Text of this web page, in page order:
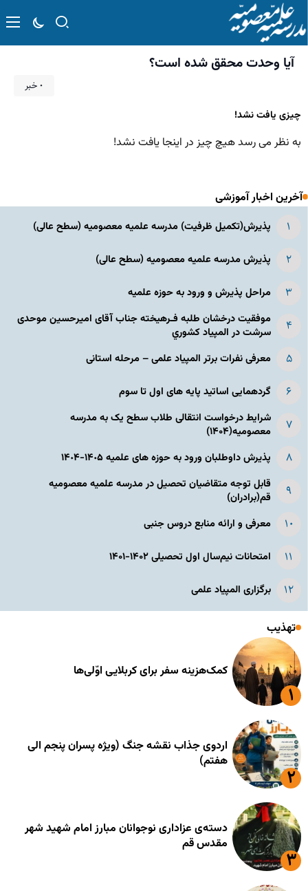
آیا وحدت محقق شده است؟
۰ خبر
چیزی یافت نشد!
به نظر می رسد هیچ چیز در اینجا یافت نشد!
آخرین اخبار آموزشی
پذیرش(تکمیل ظرفیت) مدرسه علمیه معصومیه‌ (سطح عالی)
پذیرش مدرسه علمیه معصومیه‌ (سطح عالی)
مراحل پذیرش و ورود به حوزه علمیه
موفقیت درخشان طلبه فـرهیخته جناب آقای امیرحسین موحدی
سرشت در المپياد كشوري
معرفی نفرات برتر المپیاد علمی – مرحله استانی
گردهمایی اساتید پایه های اول تا سوم
شرایط درخواست انتقالی طلاب سطح یک به مدرسه
معصومیه(۱۴۰۴)
پذیرش داوطلبان ورود به حوزه های علمیه ١۴٠۵-١۴٠۴
قابل توجه متقاضیان تحصیل در مدرسه علمیه معصومیه
قم(برادران)
معرفی و ارائه منابع دروس جنبی
امتحانات نیم‌سال اول تحصیلی ۱۴۰۲-۱۴۰۱
برگزاری المپیاد علمی
تهذیب
کمک‌هزینه سفر برای کربلایی اوّلی‌ها
اردوی جذاب نقشه جنگ (ویژه پسران پنجم الی
هفتم)
دسته‌ی عزاداری نوجوانان مبارز امام شهید شهر
مقدس قم